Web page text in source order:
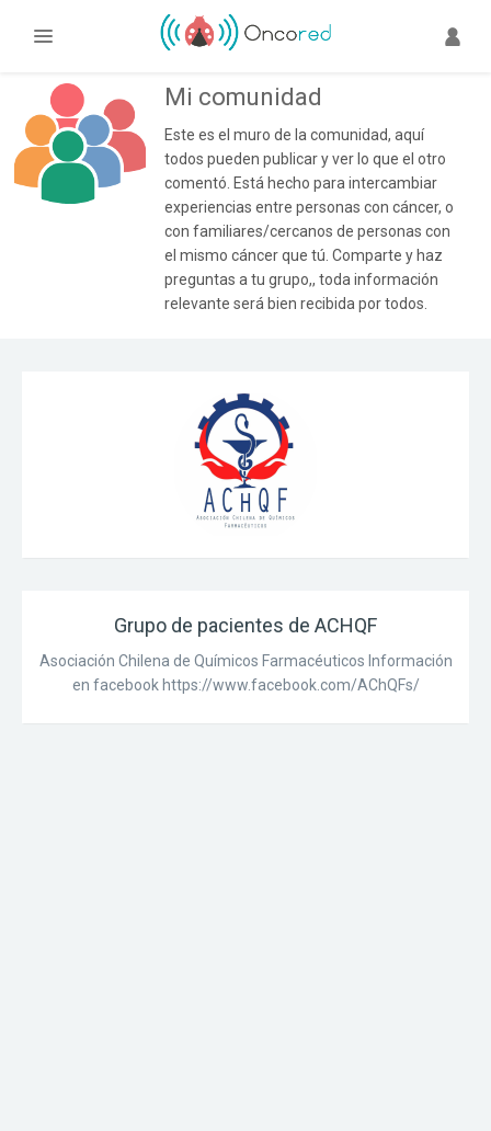
Mi comunidad
Este es el muro de la comunidad, aquí
todos pueden publicar y ver lo que el otro
comentó. Está hecho para intercambiar
experiencias entre personas con cáncer, o
con familiares/cercanos de personas con
el mismo cáncer que tú. Comparte y haz
preguntas a tu grupo,, toda información
relevante será bien recibida por todos.
Grupo de pacientes de ACHQF
Asociación Chilena de Químicos Farmacéuticos Información
en facebook https://www.facebook.com/AChQFs/